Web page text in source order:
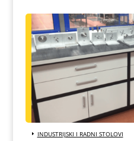
INDUSTRIJSKI I RADNI STOLOVI